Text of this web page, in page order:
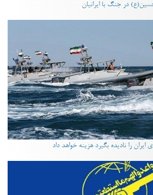
در جنگ با ایرانیان
را نادیده بگیرد هزینه خواهد داد